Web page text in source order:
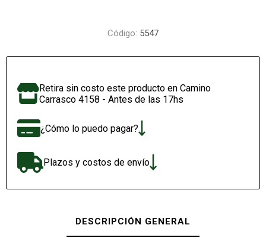
Código: 5547
Retira sin costo este producto en Camino
Carrasco 4158 - Antes de las 17hs
¿Cómo lo puedo pagar?
Plazos y costos de envío
DESCRIPCIÓN GENERAL